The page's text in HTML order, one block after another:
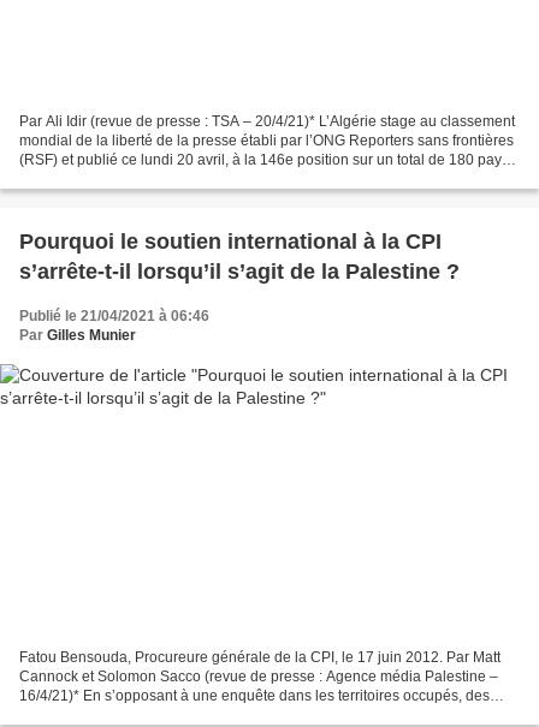
Par Ali Idir (revue de presse : TSA – 20/4/21)* L’Algérie stage au classement
mondial de la liberté de la presse établi par l’ONG Reporters sans frontières
(RSF) et publié ce lundi 20 avril, à la 146e position sur un total de 180 pays.
Pourquoi le soutien international à la CPI
s’arrête-t-il lorsqu’il s’agit de la Palestine ?
Publié le 21/04/2021 à 06:46
Par Gilles Munier
Fatou Bensouda, Procureure générale de la CPI, le 17 juin 2012. Par Matt
Cannock et Solomon Sacco (revue de presse : Agence média Palestine –
16/4/21)* En s’opposant à une enquête dans les territoires occupés, des